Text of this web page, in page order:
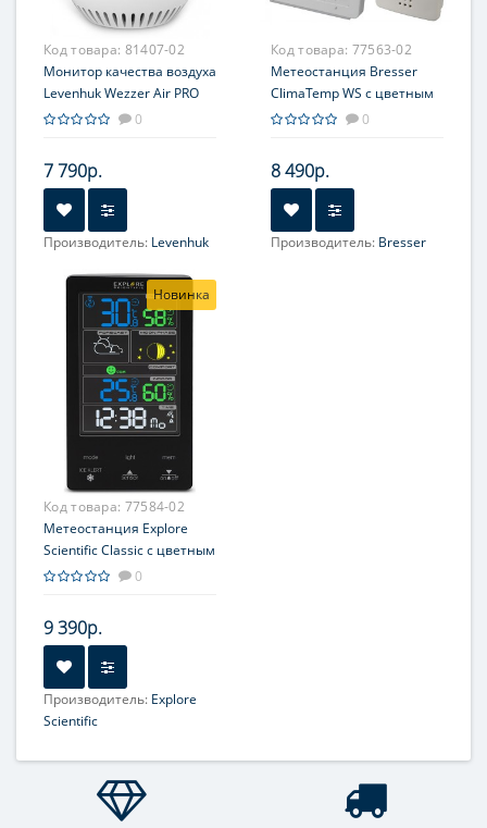
Код товара: 81407-02
Монитор качества воздуха
Levenhuk Wezzer Air PRO
DM20
0
7 790р.
Производитель: Levenhuk
Код товара: 77563-02
Метеостанция Bresser
ClimaTemp WS с цветным
дисплеем, белая
0
8 490р.
Производитель: Bresser
Новинка
Код товара: 77584-02
Метеостанция Explore
Scientific Classic с цветным
дисплеем, черная
0
9 390р.
Производитель: Explore
Scientific